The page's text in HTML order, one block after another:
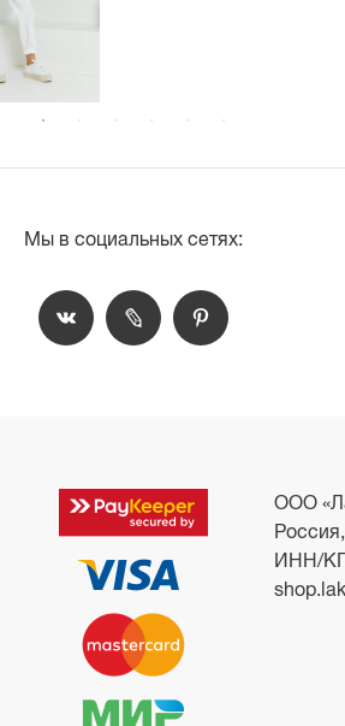
Мы в социальных сетях:
ООО
ИНН/